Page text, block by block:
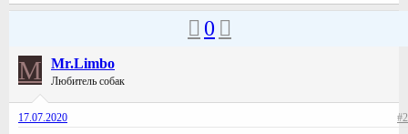
0
M Mr.Limbo
Любитель собак
17.07.2020 #2